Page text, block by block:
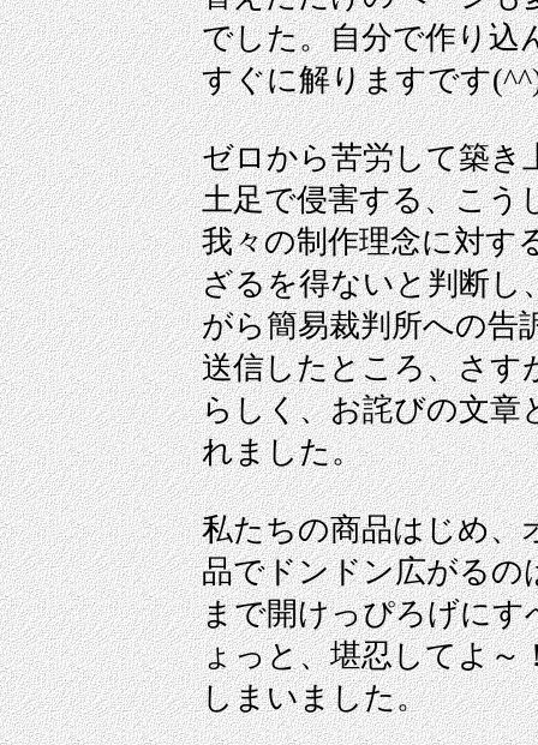
でした。自分で作り込
すぐに解りますです
ゼロから苦労して築き
土足で侵害する、こう
我々の制作理念に対す
ざるを得ないと判断し
がら簡易裁判所への告
送信したところ、さす
らしく、お詫びの文章
れました。
私たちの商品はじめ、
品でドンドン広がるの
まで開けっぴろげにす
ょっと、堪忍してよ～
しまいました。